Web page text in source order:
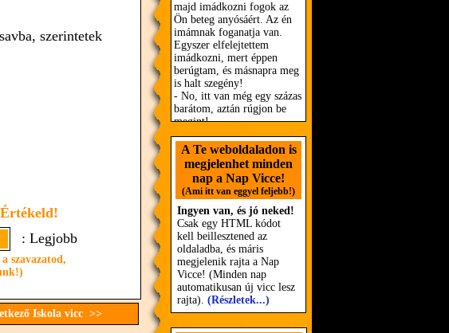
szerintetek
: Legjobb
szavazatod,
Iskola vicc >>
A Te weboldaladon is
megjelenhet minden
nap a Nap Vicce!
(Ami itt van eggyel feljebb!)
Ingyen van, és jó neked!
Csak egy HTML kódot
kell beillesztened az
oldaladba, és máris
megjelenik rajta a Nap
Vicce! (Minden nap
automatikusan új vicc lesz
rajta). (Részletek...)